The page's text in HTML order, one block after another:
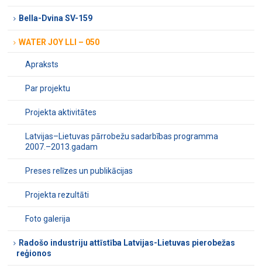
Bella-Dvina SV-159
WATER JOY LLI – 050
Apraksts
Par projektu
Projekta aktivitātes
Latvijas–Lietuvas pārrobežu sadarbības programma
2007.–2013.gadam
Preses relīzes un publikācijas
Projekta rezultāti
Foto galerija
Radošo industriju attīstība Latvijas-Lietuvas pierobežas
reģionos